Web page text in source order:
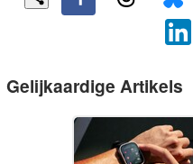
Gelijkaardige Artikels